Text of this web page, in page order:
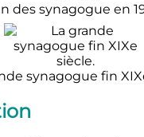
des synagogue en
synagogue fin